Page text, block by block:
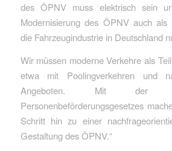
des ÖPNV muss elektrisch sein
Modernisierung des ÖPNV auch als
die Fahrzeugindustrie in Deutschland
Wir müssen moderne Verkehre als
etwa mit Poolingverkehren und
Angeboten. Mit der
Personenbeförderungsgesetzes
Schritt hin zu einer
Gestaltung des ÖPNV.“